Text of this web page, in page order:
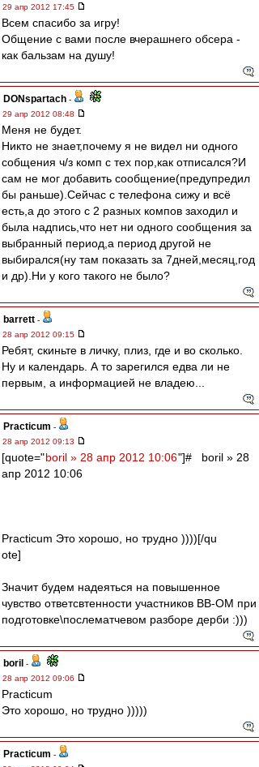
29 апр 2012 17:45
Всем спасибо за игру!
Общение с вами после вчерашнего обсера -
как бальзам на душу!
DONspartach -
29 апр 2012 08:48
Меня не будет.
Никто не знает,почему я не видел ни одного
собщения ч/з комп с тех пор,как отписался?И
сам не мог добавить сообщение(предупредил
бы раньше).Сейчас с телефона сижу и всё
есть,а до этого с 2 разных компов заходил и
была надпись,что нет ни одного сообщения за
выбранный период,а период другой не
выбирался(ну там показать за 7дней,месяц,год
и др).Ни у кого такого не было?
barrett -
28 апр 2012 09:15
Ребят, скиньте в личку, плиз, где и во сколько.
Ну и календарь. А то зарегился едва ли не
первым, а информацией не владею...
Practicum -
28 апр 2012 09:13
[quote="boril » 28 апр 2012 10:06"]# boril » 28
апр 2012 10:06
Practicum Это хорошо, но трудно ))))[/qu
ote]
Значит будем надеяться на повышенное
чувство ответсвтенности участников ВВ-ОМ при
подготовке\послематчевом разборе дерби :)))
boril -
28 апр 2012 09:06
Practicum
Это хорошо, но трудно )))))
Practicum -